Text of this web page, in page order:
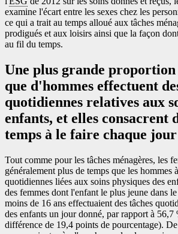
examine l'écart entre les sexes chez les
ce qui a trait au temps alloué aux tâches
prodigués et aux loisirs ainsi que la façon
au fil du temps.
Une plus grande proportion
que d'hommes effectuent
quotidiennes relatives aux
enfants, et elles consacrent
temps à le faire chaque jour
Tout comme pour les tâches ménagères, les
généralement plus de temps que les hommes
quotidiennes liées aux soins physiques des
des femmes dont l'enfant le plus jeune dans
moins de 16 ans effectuaient des tâches
des enfants un jour donné, par rapport à 56,7
différence de 19,4 points de pourcentage).